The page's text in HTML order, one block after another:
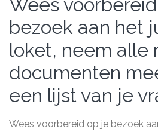
Wees
bezoek aan het
loket, neem alle
documenten
een lijst van je
Wees voorbereid op je bezoek